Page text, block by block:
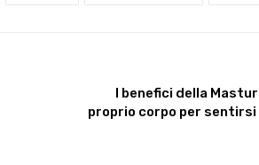
I benefici della
proprio corpo per sentirsi